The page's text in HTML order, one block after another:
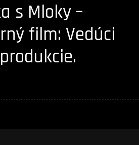
s Mloky –
film: Vedúci